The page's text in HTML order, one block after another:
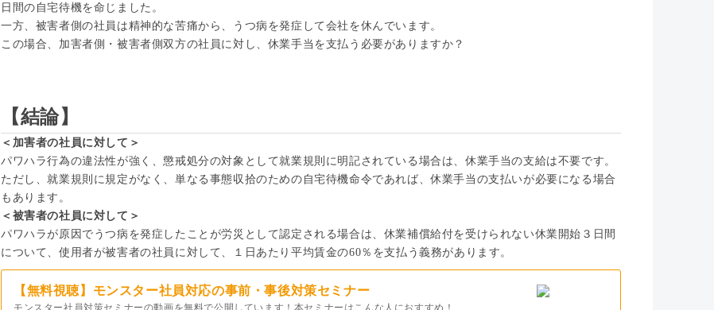
日間の自宅待機を命じました。
一方、被害者側の社員は精神的な苦痛から、うつ病を発症して会社を休んでいます。
この場合、加害者側・被害者側双方の社員に対し、休業手当を支払う必要がありますか？
【結論】
＜加害者の社員に対して＞
パワハラ行為の違法性が強く、懲戒処分の対象として就業規則に明記されている場合は、休業手当の支給は不要です。
ただし、就業規則に規定がなく、単なる事態収拾のための自宅待機命令であれば、休業手当の支払いが必要になる場合
もあります。
＜被害者の社員に対して＞
パワハラが原因でうつ病を発症したことが労災として認定される場合は、休業補償給付を受けられない休業開始３日間
について、使用者が被害者の社員に対して、１日あたり平均賃金の60％を支払う義務があります。
【無料視聴】モンスター社員対応の事前・事後対策セミナー
モンスター社員対策セミナーの動画を無料で公開しています！本セミナーはこんな人におすすめ！